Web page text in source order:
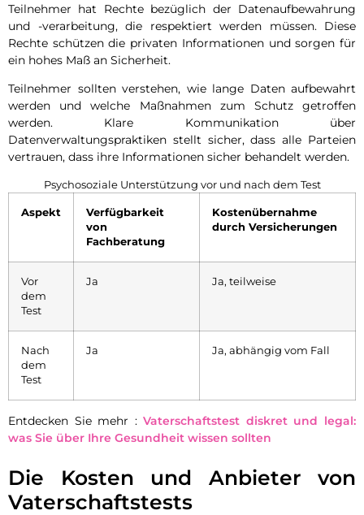
Teilnehmer hat Rechte bezüglich der Datenaufbewahrung
und -verarbeitung, die respektiert werden müssen. Diese
Rechte schützen die privaten Informationen und sorgen für
ein hohes Maß an Sicherheit.
Teilnehmer sollten verstehen, wie lange Daten aufbewahrt
werden und welche Maßnahmen zum Schutz getroffen
werden. Klare Kommunikation über
Datenverwaltungspraktiken stellt sicher, dass alle Parteien
vertrauen, dass ihre Informationen sicher behandelt werden.
Psychosoziale Unterstützung vor und nach dem Test
Aspekt
Verfügbarkeit
von
Fachberatung
Kostenübernahme
durch Versicherungen
Vor
dem
Test
Ja Ja, teilweise
Nach
dem
Test
Ja Ja, abhängig vom Fall
Entdecken Sie mehr :Vaterschaftstest diskret und legal:
was Sie über Ihre Gesundheit wissen sollten
Die Kosten und Anbieter von
Vaterschaftstests